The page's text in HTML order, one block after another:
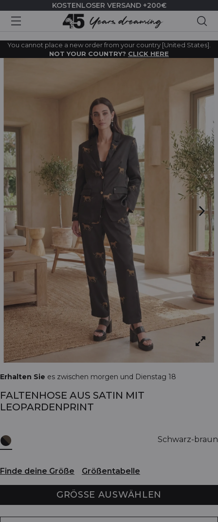
KOSTENLOSER VERSAND +200€
You cannot place a new order from your country [United States].
NOT YOUR COUNTRY? CLICK HERE
Erhalten Sie es zwischen morgen und Dienstag 18
FALTENHOSE AUS SATIN MIT
LEOPARDENPRINT
Schwarz-braun
Finde deine Größe Größentabelle
GRÖSSE AUSWÄHLEN